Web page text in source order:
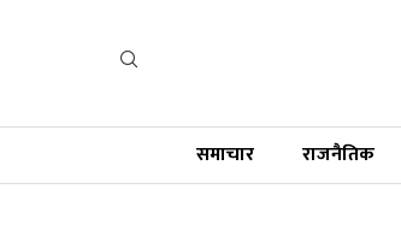
समाचार राजनैतिक